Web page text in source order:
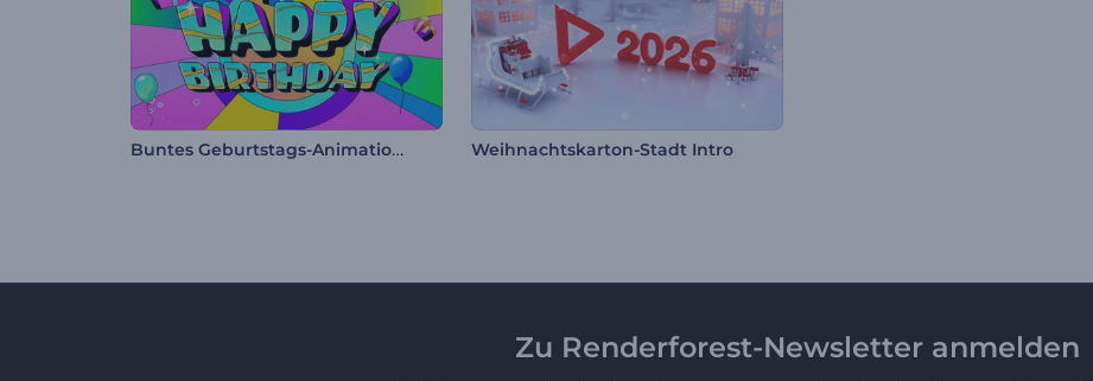
Buntes Geburtstags-Animationspaket Weihnachtskarton-Stadt Intro
Zu Renderforest-Newsletter anmelden